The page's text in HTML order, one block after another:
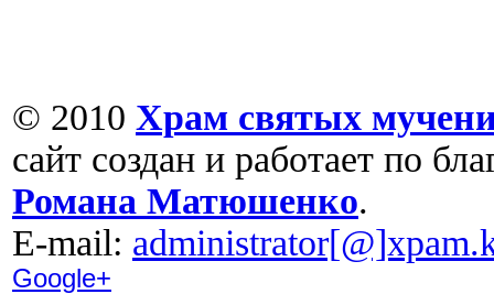
© 2010 Храм святых
сайт создан и работает по
Романа Матюшенко.
Е-mail:
Google+